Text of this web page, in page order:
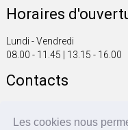
Les cookies nous
Horaires
Lundi - Vendredi
08.00 - 11.45 | 13.15 - 16.00
Contacts
Fax +41 61 816 20 01